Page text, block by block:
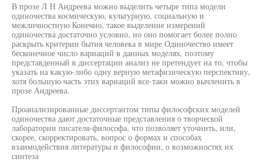
В прозе Л Н Андреева можно выделить четыре типа модели
одиночества космическую, культурную, социальную и
межличностную Конечно, такое выделение измерений
одиночества достаточно условно, но оно помогает более полно
раскрыть критерии бытия человека в мире Одиночество имеет
бесконечное число вариаций в данных моделях, поэтому
представденный в диссертации анализ не претендует на то, чтобы
указать на какую-либо одну верную метафизическую перспективу,
хотя большую часть этих вариаций все-таки можно вычленить в
прозе Андреева.
Проанализированные диссертантом типы философских моделей
одиночества дают достаточные представления о творческой
лаборатории писателя-философа, что позволяет уточнить, или,
скорее, скорректировать, вопрос о формах и способах
взаимодействия литературы и философии, о возможностях их
синтеза